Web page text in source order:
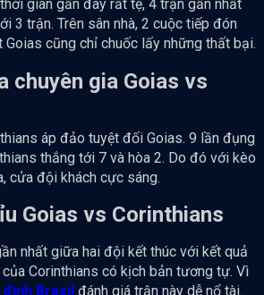
gian gần đây rất tệ, 4 trận gần nhất
3 trận. Trên sân nhà, 2 cuộc tiếp đón
Goias cũng chỉ chuốc lấy những thất bại.
chuyên gia Goias vs
áp đảo tuyệt đối Goias. 9 lần đụng
thắng tới 7 và hòa 2. Do đó với kèo
cửa đội khách cực sáng.
Goias vs Corinthians
nhất giữa hai đội kết thúc với kết quả
Corinthians có kịch bản tương tự. Vì
định Brazil đánh giá trận này dễ nổ tài.